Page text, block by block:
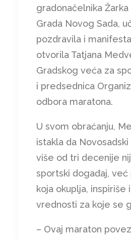
gradonačelnika Žarka
Grada Novog Sada,
pozdravila i
otvorila Tatjana
Gradskog veća za
i predsednica
odbora maratona.
U svom obraćanju,
istakla da
više od tri decenije
sportski događaj,
koja okuplja, inspiriše
vrednosti za koje se
– Ovaj maraton